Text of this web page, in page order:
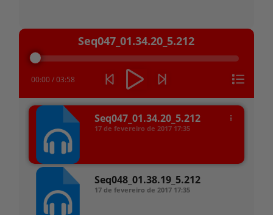
Tocador
áudio
Seq047_01.34.20_5.212
00:00 /03:58
Seq047_01.34.20_5.212
17 de fevereiro de 2017 17:35
Seq048_01.38.19_5.212
17 de fevereiro de 2017 17:35